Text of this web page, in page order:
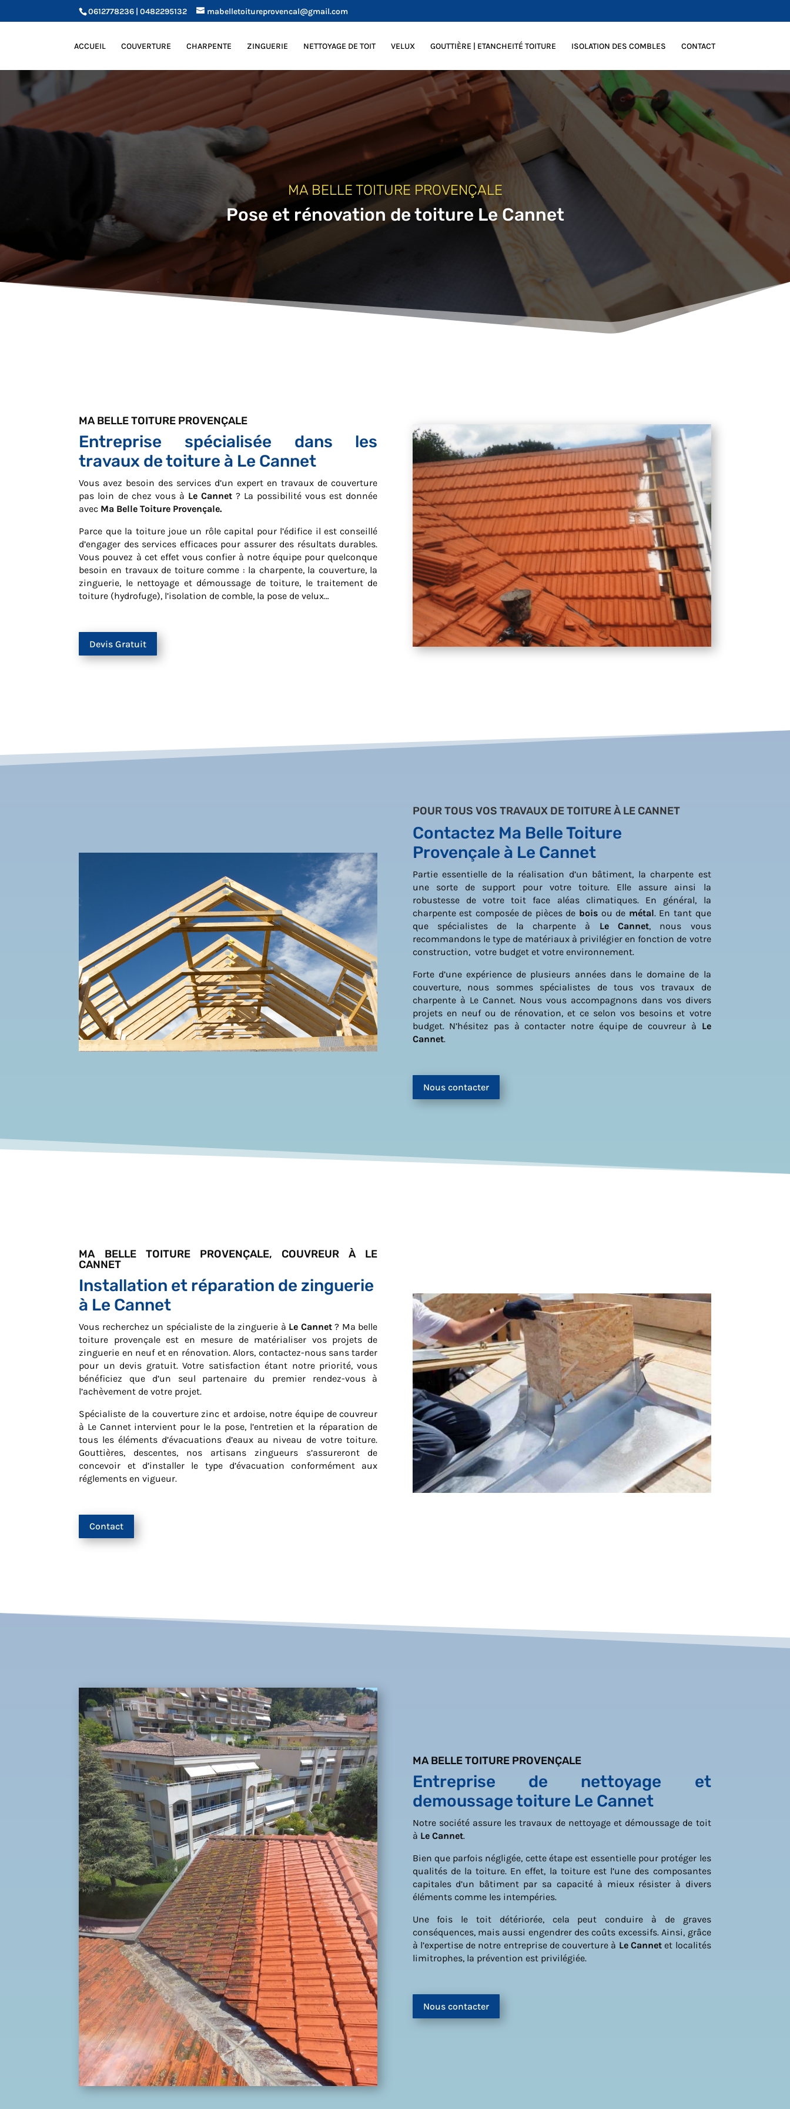
0612778236 | 0482295132 mabelletoitureprovencal@gmail.com
ACCUEIL COUVERTURE CHARPENTE ZINGUERIE NETTOYAGE DE TOIT VELUX GOUTTIÈRE | ETANCHEITÉ TOITURE ISOLATION DES COMBLES CONTACT
MA BELLE TOITURE PROVENÇALE
Pose et rénovation de toiture Le Cannet
MA BELLE TOITURE PROVENÇALE
Entreprise spécialisée dans les
travaux de toiture à Le Cannet
Vous avez besoin des services d’un expert en travaux de couverture
pas loin de chez vous à Le Cannet? La possibilité vous est donnée
avec Ma Belle Toiture Provençale.
Parce que la toiture joue un rôle capital pour l’édifice il est conseillé
d’engager des services efficaces pour assurer des résultats durables.
Vous pouvez à cet effet vous confier à notre équipe pour quelconque
besoin en travaux de toiture comme : la charpente, la couverture, la
zinguerie, le nettoyage et démoussage de toiture, le traitement de
toiture (hydrofuge), l’isolation de comble, la pose de velux…
Devis Gratuit
POUR TOUS VOS TRAVAUX DE TOITURE À LE CANNET
Contactez Ma Belle Toiture
Provençale à Le Cannet
Partie essentielle de la réalisation d’un bâtiment, la charpente est
une sorte de support pour votre toiture. Elle assure ainsi la
robustesse de votre toit face aléas climatiques. En général, la
charpente est composée de pièces de bois ou de métal. En tant que
que spécialistes de la charpente à Le Cannet, nous vous
recommandons le type de matériaux à privilégier en fonction de votre
construction, votre budget et votre environnement.
Forte d’une expérience de plusieurs années dans le domaine de la
couverture, nous sommes spécialistes de tous vos travaux de
charpente à Le Cannet. Nous vous accompagnons dans vos divers
projets en neuf ou de rénovation, et ce selon vos besoins et votre
budget. N’hésitez pas à contacter notre équipe de couvreur à Le
Cannet.
Nous contacter
MA BELLE TOITURE PROVENÇALE, COUVREUR À LE
CANNET
Installation et réparation de zinguerie
à Le Cannet
Vous recherchez un spécialiste de la zinguerie à Le Cannet? Ma belle
toiture provençale est en mesure de matérialiser vos projets de
zinguerie en neuf et en rénovation. Alors, contactez-nous sans tarder
pour un devis gratuit. Votre satisfaction étant notre priorité, vous
bénéficiez que d’un seul partenaire du premier rendez-vous à
l’achèvement de votre projet.
Spécialiste de la couverture zinc et ardoise, notre équipe de couvreur
à Le Cannet intervient pour le la pose, l’entretien et la réparation de
tous les éléments d’évacuations d’eaux au niveau de votre toiture.
Gouttières, descentes, nos artisans zingueurs s’assureront de
concevoir et d’installer le type d’évacuation conformément aux
réglements en vigueur.
Contact
MA BELLE TOITURE PROVENÇALE
Entreprise de nettoyage et
demoussage toiture Le Cannet
Notre société assure les travaux de nettoyage et démoussage de toit
à Le Cannet.
Bien que parfois négligée, cette étape est essentielle pour protéger les
qualités de la toiture. En effet, la toiture est l’une des composantes
capitales d’un bâtiment par sa capacité à mieux résister à divers
éléments comme les intempéries.
Une fois le toit détériorée, cela peut conduire à de graves
conséquences, mais aussi engendrer des coûts excessifs. Ainsi, grâce
à l’expertise de notre entreprise de couverture à Le Cannet et localités
limitrophes, la prévention est privilégiée.
Nous contacter